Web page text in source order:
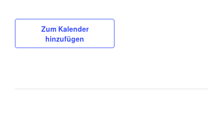
Zum Kalender
hinzufügen